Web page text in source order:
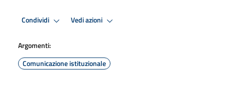
Condividi Vedi azioni
Argomenti:
Comunicazione istituzionale